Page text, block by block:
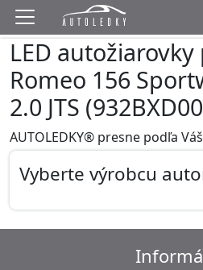
LED autožiarovky
Romeo 156
2.0 JTS
AUTOLEDKY® presne podľa
Vyberte výrobcu